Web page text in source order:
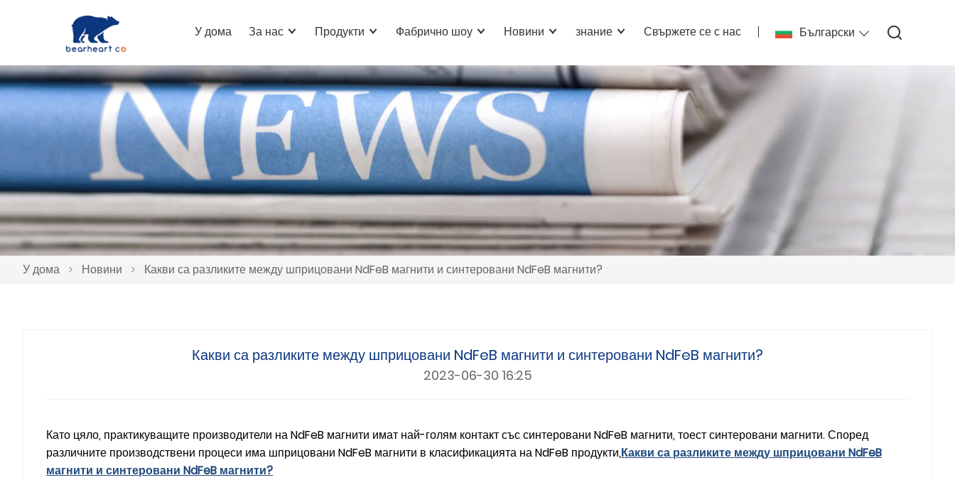
Български
У дома За нас Продукти Фабрично шоу Новини знание Свържете се с нас
У дома > Новини > Какви са разликите между шприцовани NdFeB магнити и синтеровани NdFeB магнити?
Какви са разликите между шприцовани NdFeB магнити и синтеровани NdFeB магнити?
2023-06-30 16:25
Като цяло, практикуващите производители на NdFeB магнити имат най-голям контакт със синтеровани NdFeB магнити, тоест синтеровани магнити. Според
различните производствени процеси има шприцовани NdFeB магнити в класификацията на NdFeB продукти,Какви са разликите между шприцовани NdFeB
магнити и синтеровани NdFeB магнити?